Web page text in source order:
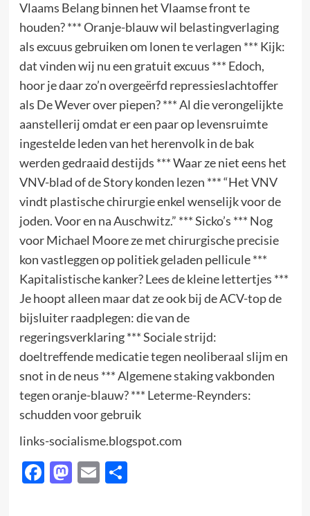
Vlaams Belang binnen het Vlaamse front te
houden? *** Oranje-blauw wil belastingverlaging
als excuus gebruiken om lonen te verlagen *** Kijk:
dat vinden wij nu een gratuit excuus *** Edoch,
hoor je daar zo’n overgeërfd repressieslachtoffer
als De Wever over piepen? *** Al die verongelijkte
aanstellerij omdat er een paar op levensruimte
ingestelde leden van het herenvolk in de bak
werden gedraaid destijds *** Waar ze niet eens het
VNV-blad of de Story konden lezen *** “Het VNV
vindt plastische chirurgie enkel wenselijk voor de
joden. Voor en na Auschwitz.” *** Sicko’s *** Nog
voor Michael Moore ze met chirurgische precisie
kon vastleggen op politiek geladen pellicule ***
Kapitalistische kanker? Lees de kleine lettertjes ***
Je hoopt alleen maar dat ze ook bij de ACV-top de
bijsluiter raadplegen: die van de
regeringsverklaring *** Sociale strijd:
doeltreffende medicatie tegen neoliberaal slijm en
snot in de neus *** Algemene staking vakbonden
tegen oranje-blauw? *** Leterme-Reynders:
schudden voor gebruik
links-socialisme.blogspot.com
Facebook
Mastodon
EmailDelen